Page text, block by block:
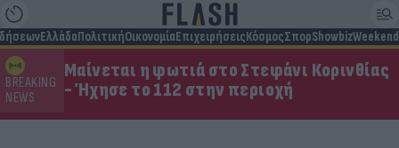
ΕλλάδαΠολιτικήΟικονομίαΕπιχειρήσειςΚόσμοςΣπορShowbizWeekend
BREAKING
NEWS
Μαίνεται η φωτιά στο Στεφάνι Κορινθίας
- Ήχησε το 112 στην περιοχή